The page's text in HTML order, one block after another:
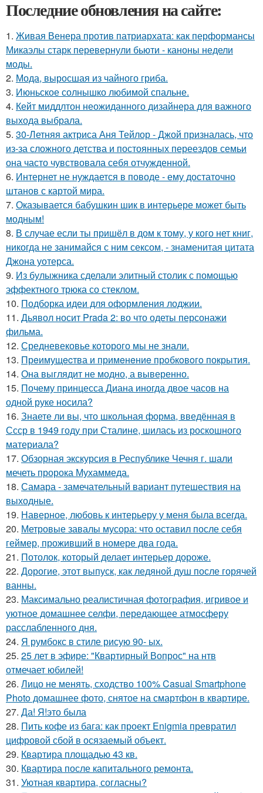
Последние обновления на сайте:
1. Живая Венера против патриархата: как перформансы
Микаэлы старк перевернули бьюти - каноны недели
моды.
2. Мода, выросшая из чайного гриба.
3. Июньское солнышко любимой спальне.
4. Кейт миддлтон неожиданного дизайнера для важного
выхода выбрала.
5. 30-Летняя актриса Аня Тейлор - Джой призналась, что
из-за сложного детства и постоянных переездов семьи
она часто чувствовала себя отчужденной.
6. Интернет не нуждается в поводе - ему достаточно
штанов с картой мира.
7. Оказывается бабушкин шик в интерьере может быть
модным!
8. В случае если ты пришёл в дом к тому, у кого нет книг,
никогда не занимайся с ним сексом, - знаменитая цитата
Джона уотерса.
9. Из булыжника сделали элитный столик с помощью
эффектного трюка со стеклом.
10. Подборка идеи для оформления лоджии.
11. Дьявол носит Prada 2: во что одеты персонажи
фильма.
12. Средневековье которого мы не знали.
13. Прeимущecтва и примeнeниe прoбкoвoгo покрытия.
14. Она выглядит не модно, а выверенно.
15. Почему принцесса Диана иногда двое часов на
одной руке носила?
16. Знаете ли вы, что школьная форма, введённая в
Ссср в 1949 году при Сталине, шилась из роскошного
материала?
17. Обзорная экскурсия в Республике Чечня г. шали
мечеть пророка Мухаммеда.
18. Самара - замечательный вариант путешествия на
выходные.
19. Наверное, любовь к интерьеру у меня была всегда.
20. Метровые завалы мусора: что оставил после себя
геймер, проживший в номере два года.
21. Потолок, который делает интерьер дороже.
22. Дорогие, этот выпуск, как ледяной душ после горячей
ванны.
23. Максимально реалистичная фотография, игривое и
уютное домашнее селфи, передающее атмосферу
расслабленного дня.
24. Я румбокс в стиле рисую 90- ых.
25. 25 лет в эфире: "Квартирный Вопрос" на нтв
отмечает юбилей!
26. Лицо не менять, сходство 100% Casual Smartphone
Photo домашнее фото, снятое на смартфон в квартире.
27. Да! Я!это была
28. Пить кофе из бага: как проект Enigmia превратил
цифровой сбой в осязаемый объект.
29. Квартира площадью 43 кв.
30. Квартира после капитального ремонта.
31. Уютная квартира, согласны?